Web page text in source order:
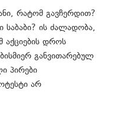
რატომ გავჩერდით?
ის ძალადობა,
დროს
განვითარებულ
პირები
არ